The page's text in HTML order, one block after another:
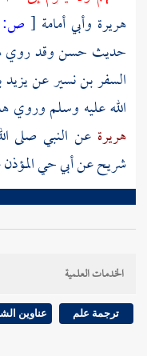
هريرة وأبي أمامة [ ص:
حديث حسن وقد روي
السفر بن نسيرعن
الله عليه وسلم وروي
هريرةعن النبي صلى
شريحعنأبي حي المؤذن
الخدمات العلمية
ترجمة علم عناوين